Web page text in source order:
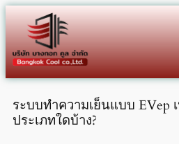
ระบบทำความเย็นแบบ EVep
ประเภทใดบ้าง?